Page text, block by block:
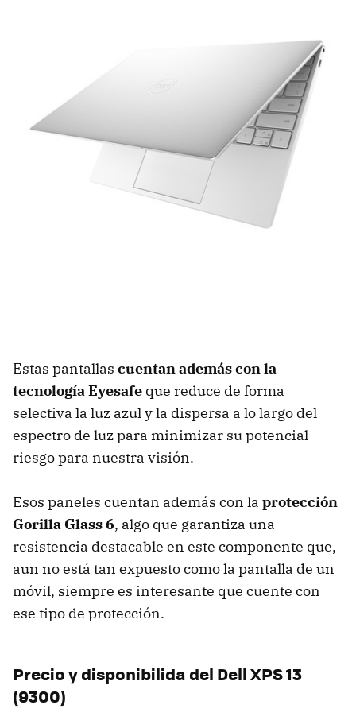
Estas pantallas cuentan además con la
tecnología Eyesafe que reduce de forma
selectiva la luz azul y la dispersa a lo largo del
espectro de luz para minimizar su potencial
riesgo para nuestra visión.
Esos paneles cuentan además con la protección
Gorilla Glass 6, algo que garantiza una
resistencia destacable en este componente que,
aun no está tan expuesto como la pantalla de un
móvil, siempre es interesante que cuente con
ese tipo de protección.
Precio y disponibilida del Dell XPS 13
(9300)